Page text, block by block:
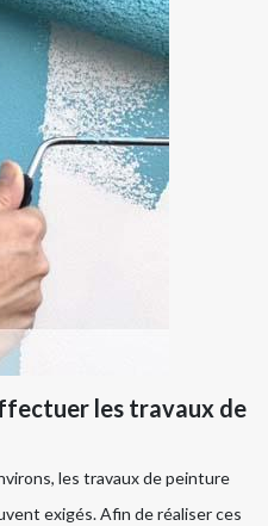
les travaux de
les travaux de peinture
exigés. Afin de réaliser ces